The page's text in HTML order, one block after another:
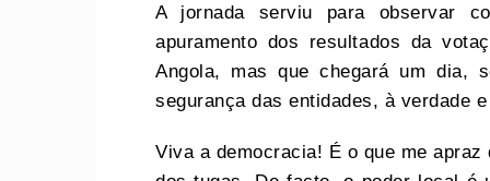
A jornada serviu para observar
apuramento dos resultados da
Angola, mas que chegará um dia,
segurança das entidades, à verdade
Viva a democracia! É o que me